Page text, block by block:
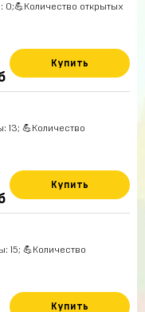
0;💪Количество открытых
Купить
13; 💪Количество
Купить
15; 💪Количество
Купить